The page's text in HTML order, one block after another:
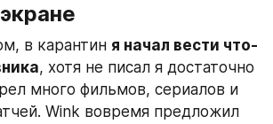
в карантин я начал вести что-
, хотя не писал я достаточно
много фильмов, сериалов и
Wink вовремя предложил